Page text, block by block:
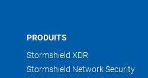
PRODUITS
Stormshield XDR
Stormshield Network Security